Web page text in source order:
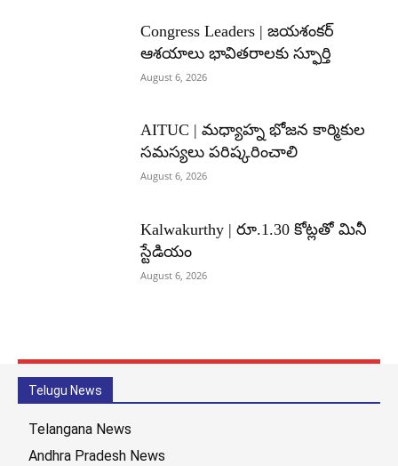
Congress Leaders | జయశంకర్
ఆశయాలు భావితరాలకు స్ఫూర్తి
August 6, 2026
AITUC | మధ్యాహ్న భోజన కార్మికుల
సమస్యలు పరిష్కరించాలి
August 6, 2026
Kalwakurthy | రూ.1.30 కోట్లతో మినీ
స్టేడియం
August 6, 2026
Telugu News
Telangana News
Andhra Pradesh News